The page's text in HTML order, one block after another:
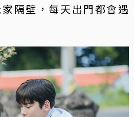
隔壁，每天出門都會遇